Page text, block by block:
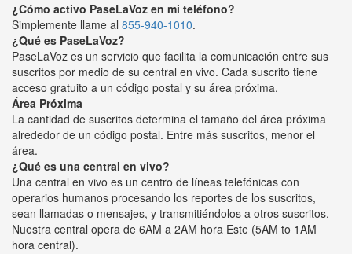
¿Cómo activo PaseLaVoz en mi teléfono?
Simplemente llame al 855-940-1010.
¿Qué es PaseLaVoz?
PaseLaVoz es un servicio que facilita la comunicación entre sus
suscritos por medio de su central en vivo. Cada suscrito tiene
acceso gratuito a un código postal y su área próxima.
Área Próxima
La cantidad de suscritos determina el tamaño del área próxima
alrededor de un código postal. Entre más suscritos, menor el
área.
¿Qué es una central en vivo?
Una central en vivo es un centro de líneas telefónicas con
operarios humanos procesando los reportes de los suscritos,
sean llamadas o mensajes, y transmitiéndolos a otros suscritos.
Nuestra central opera de 6AM a 2AM hora Este (5AM to 1AM
hora central).